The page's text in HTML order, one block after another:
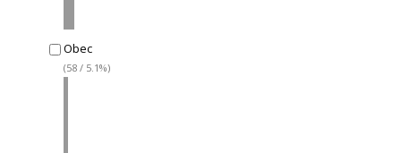
Obec
(58 / 5.1%)